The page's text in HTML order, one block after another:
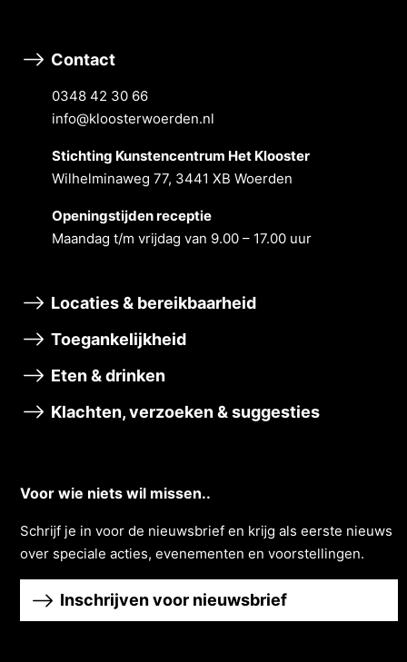
Contact
0348 42 30 66
info@kloosterwoerden.nl
Stichting Kunstencentrum Het Klooster
Wilhelminaweg 77, 3441 XB Woerden
Openingstĳden receptie
Maandag t/m vrĳdag van 9.00 – 17.00 uur
Locaties & bereikbaarheid
Toegankelijkheid
Eten & drinken
Klachten, verzoeken & suggesties
Voor wie niets wil missen..
Schrĳf je in voor de nieuwsbrief en krĳg als eerste nieuws
over speciale acties, evenementen en voorstellingen.
Inschrijven voor nieuwsbrief